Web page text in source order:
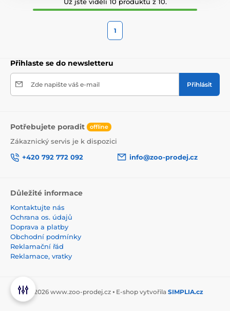
1
Přihlaste se do newsletteru
Zde napište váš e-mail Přihlásit
Potřebujete poradit offline
Zákaznický servis je k dispozici
+420 792 772 092
info@zoo-prodej.cz
Důležité informace
Kontaktujte nás
Ochrana os. údajů
Doprava a platby
Obchodní podmínky
Reklamační řád
Reklamace, vratky
© 2026 www.zoo-prodej.cz ⦁ E-shop vytvořila SIMPLIA.cz